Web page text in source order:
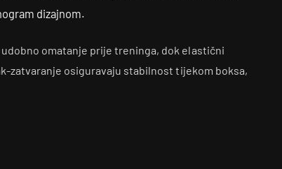
dizajnom.
omatanje prije treninga, dok elastični
zatvaranje osiguravaju stabilnost tijekom boksa,